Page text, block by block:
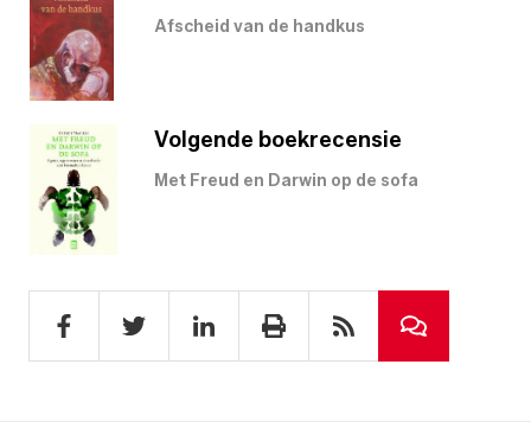
Afscheid van de handkus
Volgende boekrecensie
Met Freud en Darwin op de sofa